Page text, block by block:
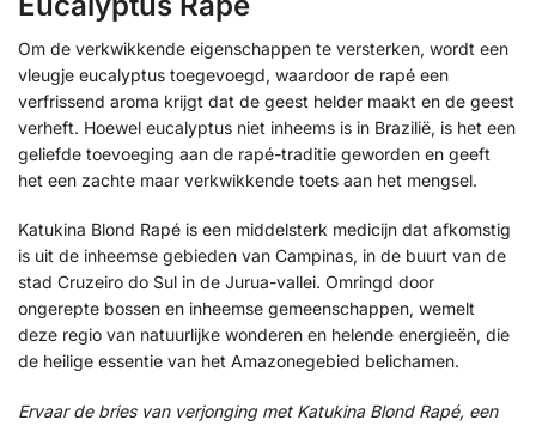
Om de verkwikkende eigenschappen te versterken, wordt een
vleugje eucalyptus toegevoegd, waardoor de rapé een
verfrissend aroma krijgt dat de geest helder maakt en de geest
verheft. Hoewel eucalyptus niet inheems is in Brazilië, is het een
geliefde toevoeging aan de rapé-traditie geworden en geeft
het een zachte maar verkwikkende toets aan het mengsel.
Katukina Blond Rapé is een middelsterk medicijn dat afkomstig
is uit de inheemse gebieden van Campinas, in de buurt van de
stad Cruzeiro do Sul in de Jurua-vallei. Omringd door
ongerepte bossen en inheemse gemeenschappen, wemelt
deze regio van natuurlijke wonderen en helende energieën, die
de heilige essentie van het Amazonegebied belichamen.
Ervaar de bries van verjonging met Katukina Blond Rapé, een